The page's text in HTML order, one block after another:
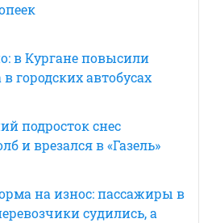
в Кургане повысили
городских автобусах
подросток снес
и врезался в «Газель»
на износ: пассажиры в
судились, а